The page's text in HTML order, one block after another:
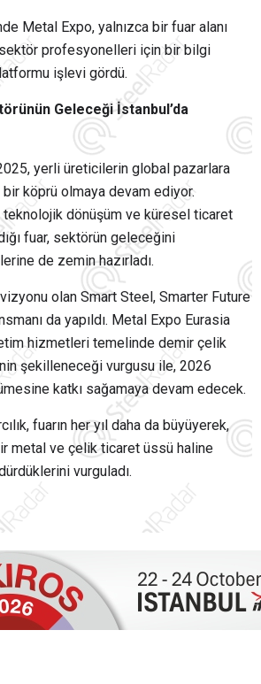
Metal Expo, yalnızca bir fuar alanı
profesyonelleri için bir bilgi
işlevi gördü.
Geleceği İstanbul’da
yerli üreticilerin global pazarlara
bir köprü olmaya devam ediyor.
dönüşüm ve küresel ticaret
fuar, sektörün geleceğini
de zemin hazırladı.
olan Smart Steel, Smarter Future
da yapıldı. Metal Expo Eurasia
hizmetleri temelinde demir çelik
şekilleneceği vurgusu ile, 2026
katkı sağamaya devam edecek.
fuarın her yıl daha da büyüyerek,
metal ve çelik ticaret üssü haline
vurguladı.